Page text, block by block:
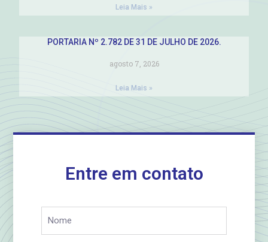
Leia Mais »
PORTARIA Nº 2.782 DE 31 DE JULHO DE 2026.
agosto 7, 2026
Leia Mais »
Entre em contato